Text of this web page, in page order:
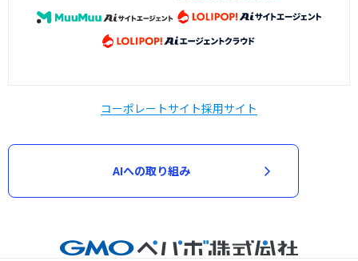
コーポレートサイト採用サイト
AIへの取り組み